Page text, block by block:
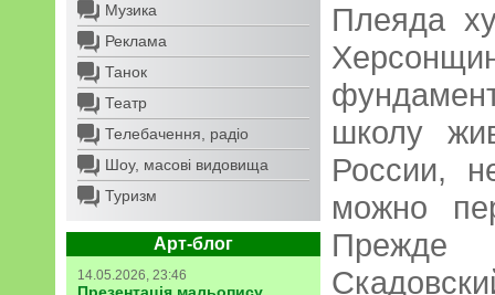
Музика
Реклама
Танок
Театр
Телебачення, радіо
Шоу, масові видовища
Туризм
Арт-блог
14.05.2026, 23:46
Плеяда
школу
России,
можно